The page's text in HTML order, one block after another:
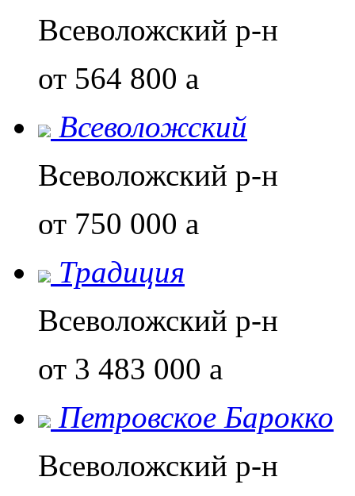
Всеволожский р-н
от 564 800 a
Всеволожский
Всеволожский р-н
от 750 000 a
Традиция
Всеволожский р-н
от 3 483 000 a
Петровское Барокко
Всеволожский р-н